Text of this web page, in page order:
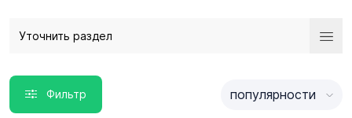
Уточнить раздел
Фильтр популярности